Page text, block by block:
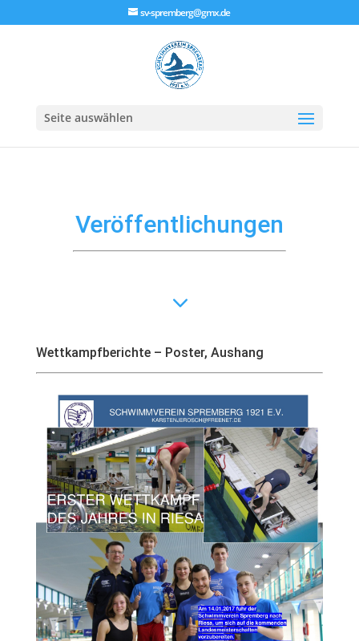
sv-spremberg@gmx.de
Seite auswählen
Veröffentlichungen
3
Wettkampfberichte – Poster, Aushang